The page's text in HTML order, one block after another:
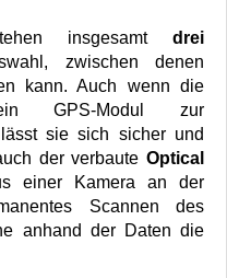
insgesamt drei
zwischen denen
kann. Auch wenn die
GPS-Modul zur
sie sich sicher und
der verbaute Optical
einer Kamera an der
Scannen des
anhand der Daten die